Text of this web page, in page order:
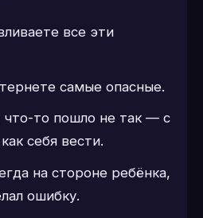
все эти
самые опасные.
что-то пошло не так — с
себя вести.
на стороне ребёнка,
ошибку.